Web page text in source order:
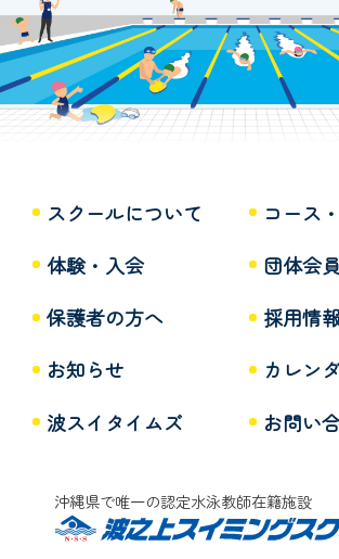
スクールについて
コース
体験・入会
団体会
保護者の方へ
採用情
お知らせ
カレン
波スイタイムズ
お問い
沖縄県で唯一の認定水泳教師在籍施設